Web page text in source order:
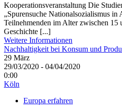
Kooperationsveranstaltung Die
„Spurensuche Nationalsozialismus
Teilnehmenden im Alter zwischen 15
Geschichte [...]
Weitere Informationen
Nachhaltigkeit bei Konsum und
29 März
29/03/2020 - 04/04/2020
0:00
Köln
Europa erfahren